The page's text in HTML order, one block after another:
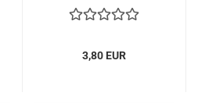
3,80 EUR